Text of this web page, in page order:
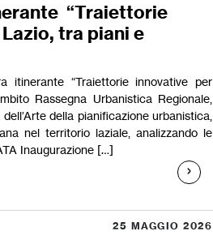
“Traiettorie
tra piani e
itinerante “Traiettorie innovative per
Rassegna Urbanistica Regionale,
della pianificazione urbanistica,
nel territorio laziale, analizzando le
Inaugurazione […]
25 MAGGIO 2026